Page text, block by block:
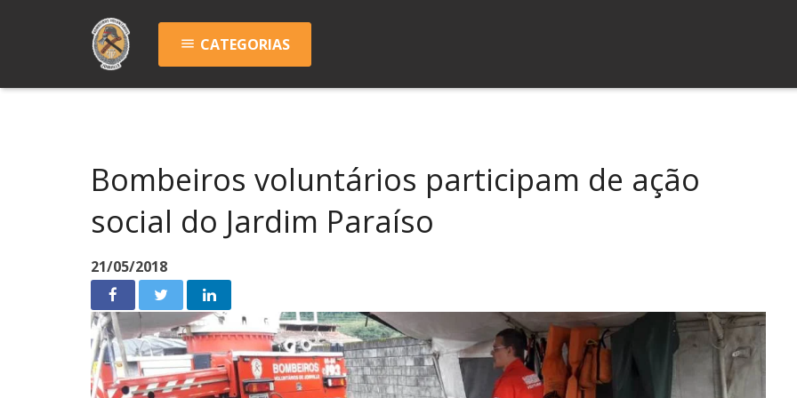
menu CATEGORIAS
Bombeiros voluntários participam de ação
social do Jardim Paraíso
21/05/2018